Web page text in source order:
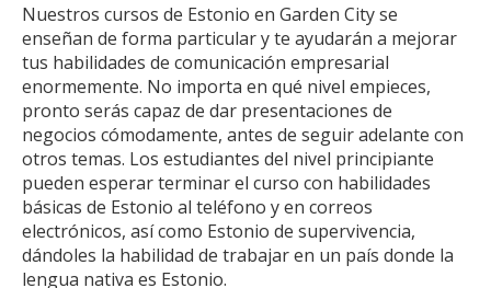
Nuestros cursos de Estonio en Garden City se
enseñan de forma particular y te ayudarán a mejorar
tus habilidades de comunicación empresarial
enormemente. No importa en qué nivel empieces,
pronto serás capaz de dar presentaciones de
negocios cómodamente, antes de seguir adelante con
otros temas. Los estudiantes del nivel principiante
pueden esperar terminar el curso con habilidades
básicas de Estonio al teléfono y en correos
electrónicos, así como Estonio de supervivencia,
dándoles la habilidad de trabajar en un país donde la
lengua nativa es Estonio.